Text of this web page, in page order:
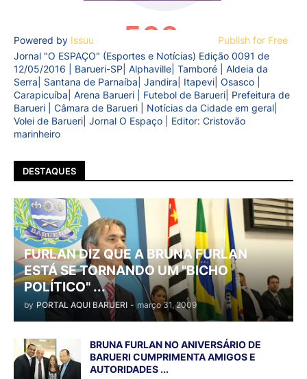
Powered by Issuu
Publish for Free
Jornal "O ESPAÇO" (Esportes e Notícias) Edição 0091 de
12/05/2016 | Barueri-SP| Alphaville| Tamboré | Aldeia da
Serra| Santana de Parnaíba| Jandira| Itapevi| Osasco |
Carapicuíba| Arena Barueri | Futebol de Barueri| Prefeitura de
Barueri | Câmara de Barueri | Notícias da Cidade em geral|
Volei de Barueri| Jornal O Espaço | Editor: Cristovão
marinheiro
DESTAQUES
FURLAN DIZ QUE A BRUNA FURLAN
ESTÁ SE TORNANDO UM "BICHO
POLÍTICO" ...
by PORTAL AQUI BARUERI - março 31, 2009
BRUNA FURLAN NO ANIVERSÁRIO DE
BARUERI CUMPRIMENTA AMIGOS E
AUTORIDADES ...